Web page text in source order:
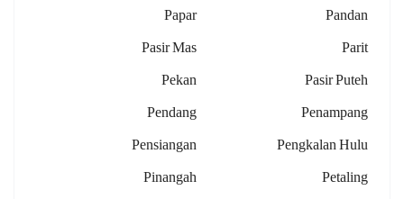
Pandan
Papar
Parit
Pasir Mas
Pasir Puteh
Pekan
Penampang
Pendang
Pengkalan Hulu
Pensiangan
Petaling
Pinangah